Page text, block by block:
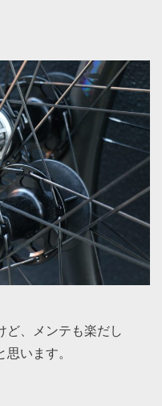
ど、メンテも楽だし
います。